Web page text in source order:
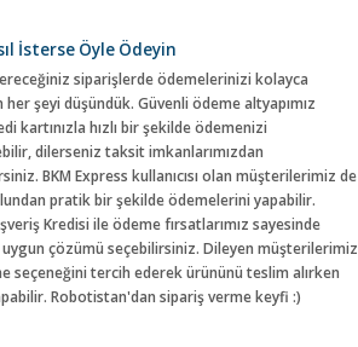
İsterse Öyle Ödeyin
siparişlerde ödemelerinizi kolayca
her şeyi düşündük. Güvenli ödeme altyapımız
kartınızla hızlı bir şekilde ödemenizi
dilerseniz taksit imkanlarımızdan
BKM Express kullanıcısı olan müşterilerimiz de
pratik bir şekilde ödemelerini yapabilir.
Kredisi ile ödeme fırsatlarımız sayesinde
çözümü seçebilirsiniz. Dileyen müşterilerimiz
seçeneğini tercih ederek ürününü teslim alırken
Robotistan'dan sipariş verme keyfi :)